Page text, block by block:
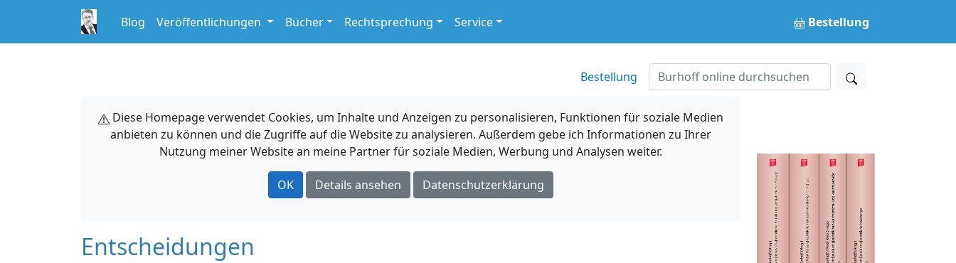
Blog Veröffentlichungen Bücher Rechtsprechung Service Bestellung
Bestellung
Diese Homepage verwendet Cookies, um Inhalte und Anzeigen zu personalisieren, Funktionen für soziale Medien
anbieten zu können und die Zugriffe auf die Website zu analysieren. Außerdem gebe ich Informationen zu Ihrer
Nutzung meiner Website an meine Partner für soziale Medien, Werbung und Analysen weiter.
OK Details ansehen Datenschutzerklärung
Entscheidungen